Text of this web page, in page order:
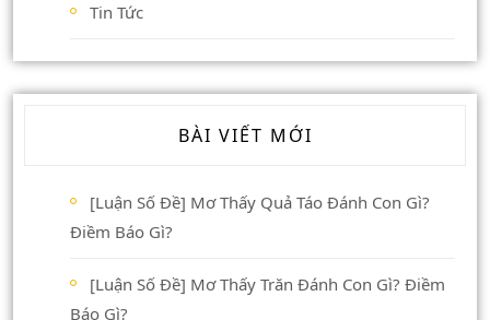
Tin Tức
BÀI VIẾT MỚI
[Luận Số Đề] Mơ Thấy Quả Táo Đánh Con Gì?
Điềm Báo Gì?
[Luận Số Đề] Mơ Thấy Trăn Đánh Con Gì? Điềm
Báo Gì?